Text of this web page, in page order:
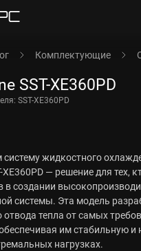
Комплектующие
SST-XE360PD
SST-XE360PD
систему жидкостного
XE360PD — решение для тех,
в создании
системы. Эта модель
тепла от самых
им стабильную
нагрузках.